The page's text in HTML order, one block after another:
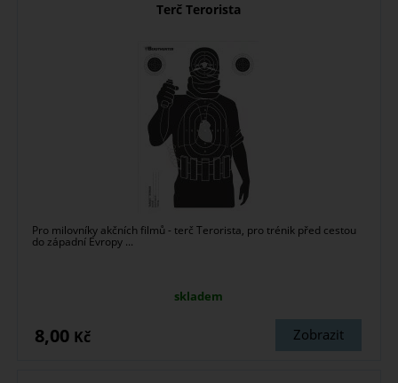
Terč Terorista
Pro milovníky akčních filmů - terč Terorista, pro trénik před cestou
do západní Evropy ...
skladem
Zobrazit
8,00 Kč